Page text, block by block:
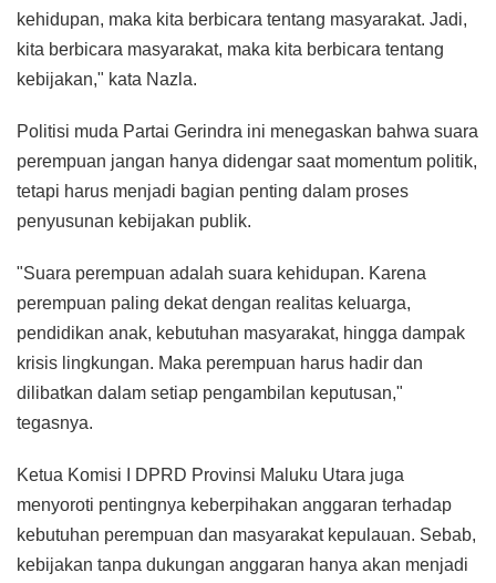
kehidupan, maka kita berbicara tentang masyarakat. Jadi,
kita berbicara masyarakat, maka kita berbicara tentang
kebijakan," kata Nazla.
Politisi muda Partai Gerindra ini menegaskan bahwa suara
perempuan jangan hanya didengar saat momentum politik,
tetapi harus menjadi bagian penting dalam proses
penyusunan kebijakan publik.
"Suara perempuan adalah suara kehidupan. Karena
perempuan paling dekat dengan realitas keluarga,
pendidikan anak, kebutuhan masyarakat, hingga dampak
krisis lingkungan. Maka perempuan harus hadir dan
dilibatkan dalam setiap pengambilan keputusan,"
tegasnya.
Ketua Komisi I DPRD Provinsi Maluku Utara juga
menyoroti pentingnya keberpihakan anggaran terhadap
kebutuhan perempuan dan masyarakat kepulauan. Sebab,
kebijakan tanpa dukungan anggaran hanya akan menjadi